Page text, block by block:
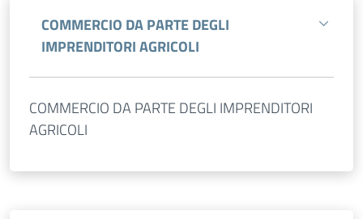
COMMERCIO DA PARTE DEGLI
IMPRENDITORI AGRICOLI
COMMERCIO DA PARTE DEGLI IMPRENDITORI
AGRICOLI